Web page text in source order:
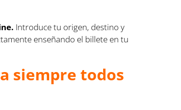
Introduce tu origen, destino y
enseñando el billete en tu
siempre todos